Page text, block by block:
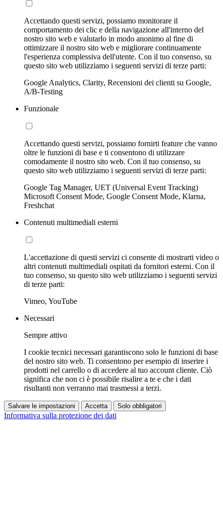
Accettando questi servizi, possiamo monitorare il
comportamento dei clic e della navigazione all'interno del
nostro sito web e valutarlo in modo anonimo al fine di
ottimizzare il nostro sito web e migliorare continuamente
l'esperienza complessiva dell'utente. Con il tuo consenso, su
questo sito web utilizziamo i seguenti servizi di terze parti:
Google Analytics, Clarity, Recensioni dei clienti su Google,
A/B-Testing
Funzionale
Accettando questi servizi, possiamo fornirti feature che vanno
oltre le funzioni di base e ti consentono di utilizzare
comodamente il nostro sito web. Con il tuo consenso, su
questo sito web utilizziamo i seguenti servizi di terze parti:
Google Tag Manager, UET (Universal Event Tracking)
Microsoft Consent Mode, Google Consent Mode, Klarna,
Freshchat
Contenuti multimediali esterni
L'accettazione di questi servizi ci consente di mostrarti video o
altri contenuti multimediali ospitati da fornitori esterni. Con il
tuo consenso, su questo sito web utilizziamo i seguenti servizi
di terze parti:
Vimeo, YouTube
Necessari
Sempre attivo
I cookie tecnici necessari garantiscono solo le funzioni di base
del nostro sito web. Ti consentono per esempio di inserire i
prodotti nel carrello o di accedere al tuo account cliente. Ciò
significa che non ci è possibile risalire a te e che i dati
risultanti non verranno mai trasmessi a terzi.
Salvare le impostazioni Accetta Solo obbligatori
Informativa sulla protezione dei dati